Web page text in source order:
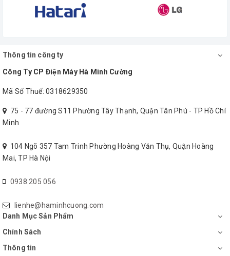
Thông tin công ty
Công Ty CP Điện Máy Hà Minh Cường
Mã Số Thuế: 0318629350
75 - 77 đường S11 Phường Tây Thạnh, Quận Tân Phú - TP Hồ Chí
Minh
104 Ngõ 357 Tam Trinh Phường Hoàng Văn Thụ, Quận Hoàng
Mai, TP Hà Nội
0938 205 056
lienhe@haminhcuong.com
Danh Mục Sản Phẩm
Chính Sách
Thông tin